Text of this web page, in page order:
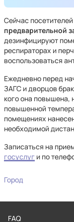
Сейчас
предварительной
дезинфицируют
респираторах и
воспользоваться
Ежедневно перед
ЗАГС и дворцов
кого она повышена,
повышенной
помещениях
необходимой
Записаться на
госуслуг и по
Город
FAQ